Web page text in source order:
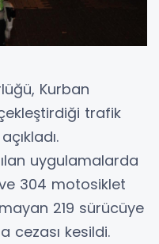
Kurban
trafik
uygulamalarda
304 motosiklet
219 sürücüye
cezası kesildi.